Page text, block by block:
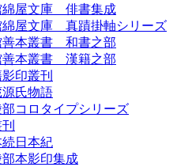
綿屋文庫 俳書集成
綿屋文庫 真蹟掛軸シリーズ
善本叢書 和書之部
善本叢書 漢籍之部
印叢刊
源氏物語
コロタイプシリーズ
日本紀
本影印集成